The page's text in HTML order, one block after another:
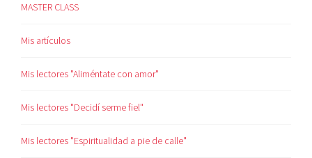
MASTER CLASS
Mis artículos
Mis lectores "Aliméntate con amor"
Mis lectores "Decidí serme fiel"
Mis lectores "Espiritualidad a pie de calle"